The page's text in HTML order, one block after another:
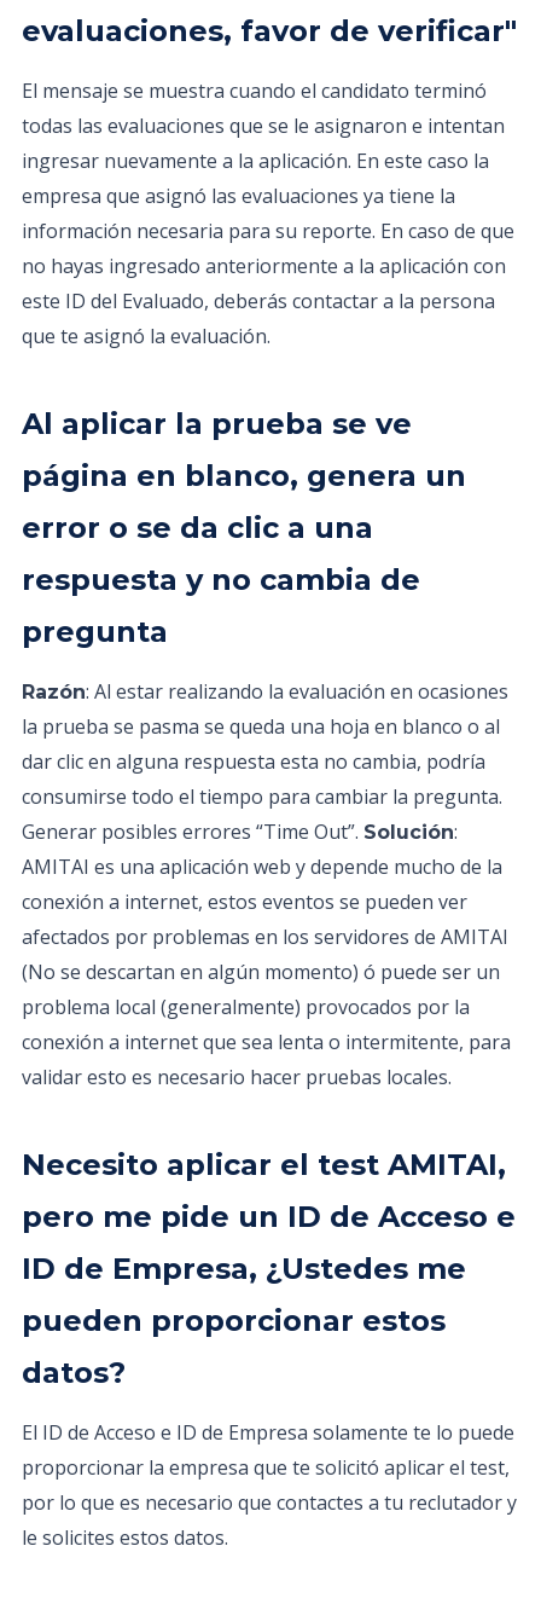
evaluaciones, favor de verificar"
El mensaje se muestra cuando el candidato terminó
todas las evaluaciones que se le asignaron e intentan
ingresar nuevamente a la aplicación. En este caso la
empresa que asignó las evaluaciones ya tiene la
información necesaria para su reporte. En caso de que
no hayas ingresado anteriormente a la aplicación con
este ID del Evaluado, deberás contactar a la persona
que te asignó la evaluación.
Al aplicar la prueba se ve
página en blanco, genera un
error o se da clic a una
respuesta y no cambia de
pregunta
Razón: Al estar realizando la evaluación en ocasiones
la prueba se pasma se queda una hoja en blanco o al
dar clic en alguna respuesta esta no cambia, podría
consumirse todo el tiempo para cambiar la pregunta.
Generar posibles errores “Time Out”. Solución:
AMITAI es una aplicación web y depende mucho de la
conexión a internet, estos eventos se pueden ver
afectados por problemas en los servidores de AMITAI
(No se descartan en algún momento) ó puede ser un
problema local (generalmente) provocados por la
conexión a internet que sea lenta o intermitente, para
validar esto es necesario hacer pruebas locales.
Necesito aplicar el test AMITAI,
pero me pide un ID de Acceso e
ID de Empresa, ¿Ustedes me
pueden proporcionar estos
datos?
El ID de Acceso e ID de Empresa solamente te lo puede
proporcionar la empresa que te solicitó aplicar el test,
por lo que es necesario que contactes a tu reclutador y
le solicites estos datos.